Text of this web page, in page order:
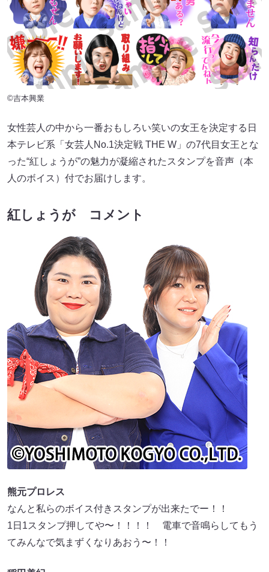
©吉本興業
女性芸人の中から一番おもしろい笑いの女王を決定する日
本テレビ系「女芸人No.1決定戦 THE W」の7代目女王とな
った“紅しょうが”の魅力が凝縮されたスタンプを音声（本
人のボイス）付でお届けします。
紅しょうが コメント
熊元プロレス
なんと私らのボイス付きスタンプが出来たでー！！
1日1スタンプ押してや〜！！！！ 電車で音鳴らしてもう
てみんなで気まずくなりあおう〜！！